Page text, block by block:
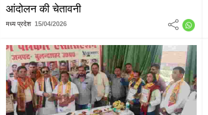
आंदोलन की चेतावनी
मध्य प्रदेश 15/04/2026